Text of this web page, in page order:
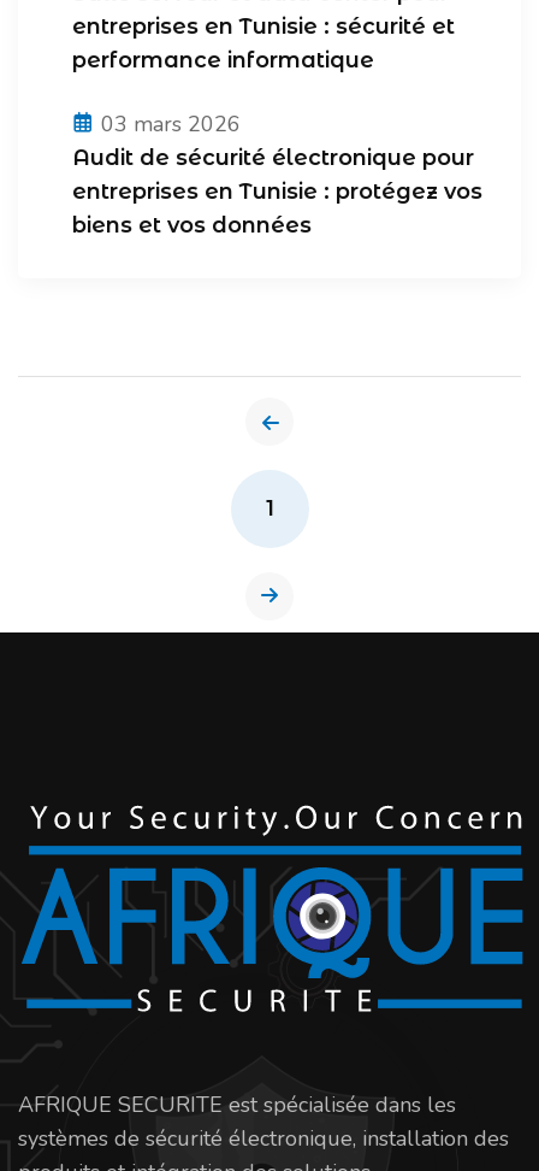
entreprises en Tunisie : sécurité et
performance informatique
03 mars 2026
Audit de sécurité électronique pour
entreprises en Tunisie : protégez vos
biens et vos données
1
AFRIQUE SECURITE est spécialisée dans les
systèmes de sécurité électronique, installation des